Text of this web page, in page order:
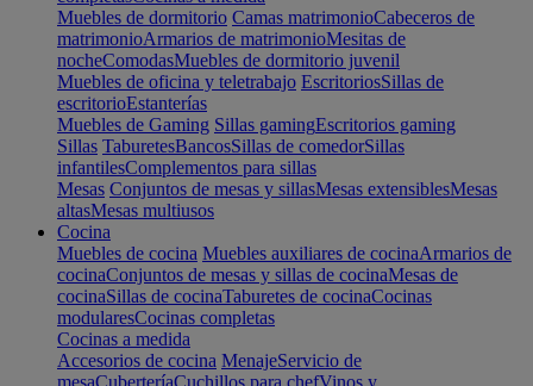
Muebles de dormitorio Camas matrimonioCabeceros de
matrimonioArmarios de matrimonioMesitas de
nocheComodasMuebles de dormitorio juvenil
Muebles de oficina y teletrabajo EscritoriosSillas de
escritorioEstanterías
Muebles de Gaming Sillas gamingEscritorios gaming
Sillas TaburetesBancosSillas de comedorSillas
infantilesComplementos para sillas
Mesas Conjuntos de mesas y sillasMesas extensiblesMesas
altasMesas multiusos
Cocina
Muebles de cocina Muebles auxiliares de cocinaArmarios de
cocinaConjuntos de mesas y sillas de cocinaMesas de
cocinaSillas de cocinaTaburetes de cocinaCocinas
modularesCocinas completas
Cocinas a medida
Accesorios de cocina MenajeServicio de
mesaCuberteríaCuchillos para chefVinos y